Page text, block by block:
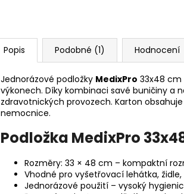
Popis Podobné (1) Hodnocení
Jednorázové podložky MedixPro 33x48 cm
výkonech. Díky kombinaci savé buničiny a
zdravotnických provozech. Karton
nemocnice.
Podložka MedixPro
Rozměry: 33 × 48 cm – kompaktní
Vhodné pro vyšetřovací lehátka,
Jednorázové použití – vysoký